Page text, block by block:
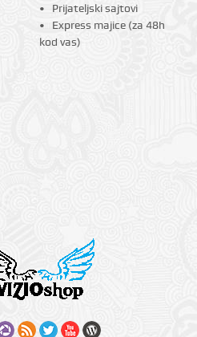
Prijateljski sajtovi
Express majice (za 48h
kod vas)